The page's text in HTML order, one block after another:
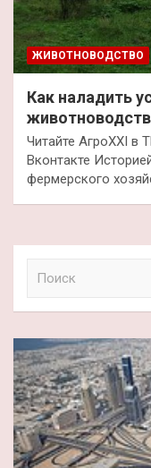
ЖИВОТНОВОДСТВО
Как наладить
Читайте АгроXXI в
Вконтакте
фермерского
к